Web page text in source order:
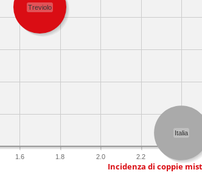
1.6 1.8 2.0 2.2
Italia
Treviolo
Incidenza di coppie